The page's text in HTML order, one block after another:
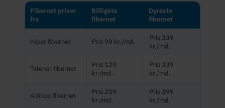
Fibernet priser
fra
Billigste
fibernet
Dyreste
fibernet
Hiper fibernet Pris 99 kr./md.
Pris 339
kr./md.
Telenor fibernet
Pris 129
kr./md.
Pris 339
kr./md.
Altibox fibernet
Pris 259
kr./md.
Pris 399
kr./md.